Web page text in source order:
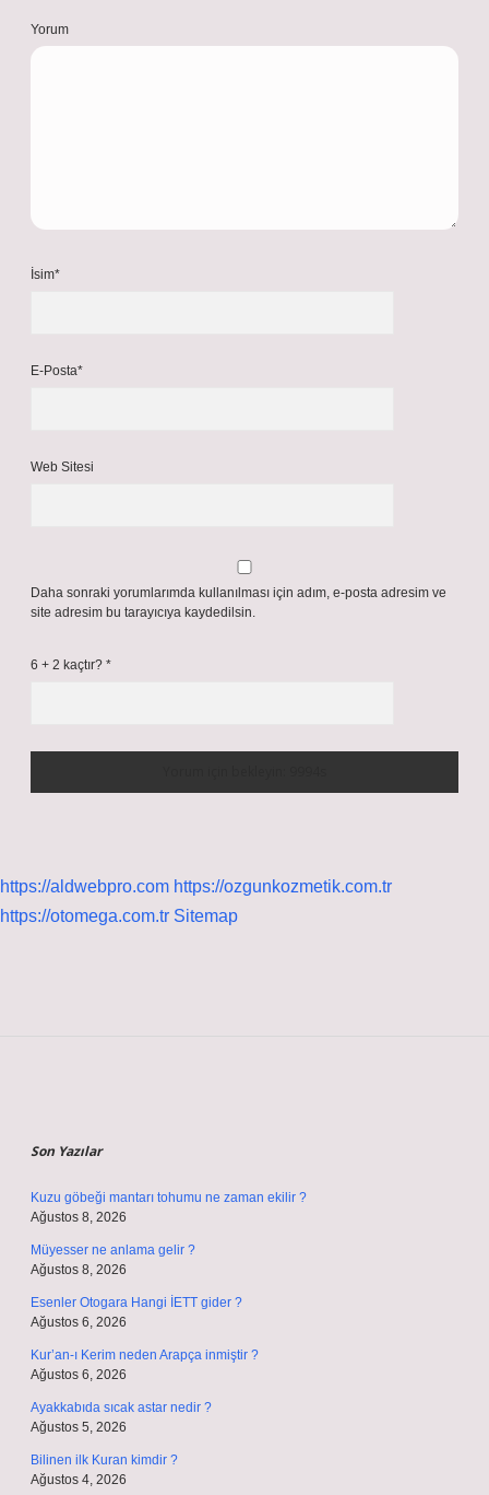
Yorum
İsim*
E-Posta*
Web Sitesi
Daha sonraki yorumlarımda kullanılması için adım, e-posta adresim ve
site adresim bu tarayıcıya kaydedilsin.
6 + 2 kaçtır? *
https://aldwebpro.com https://ozgunkozmetik.com.tr
https://otomega.com.tr Sitemap
Son Yazılar
Kuzu göbeği mantarı tohumu ne zaman ekilir ?
Ağustos 8, 2026
Müyesser ne anlama gelir ?
Ağustos 8, 2026
Esenler Otogara Hangi İETT gider ?
Ağustos 6, 2026
Kur’an-ı Kerim neden Arapça inmiştir ?
Ağustos 6, 2026
Ayakkabıda sıcak astar nedir ?
Ağustos 5, 2026
Bilinen ilk Kuran kimdir ?
Ağustos 4, 2026